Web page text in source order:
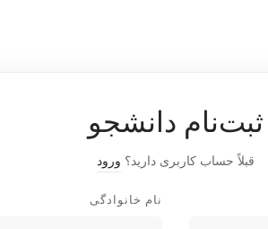
ثبت‌نام دانشجو
قبلاً حساب کاربری دارید؟ ورود
نام خانوادگی